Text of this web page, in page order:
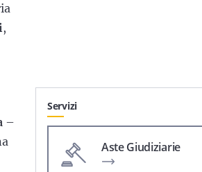
,
–
Servizi
Aste Giudiziarie